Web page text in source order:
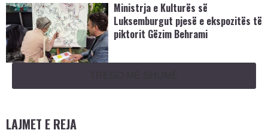
Ministrja e Kulturës së
Luksemburgut pjesë e ekspozitës të
piktorit Gëzim Behrami
LAJMET E REJA